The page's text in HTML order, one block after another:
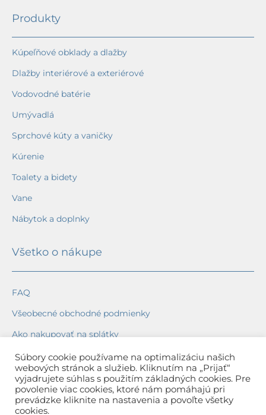
Produkty
Kúpeľňové obklady a dlažby
Dlažby interiérové a exteriérové
Vodovodné batérie
Umývadlá
Sprchové kúty a vaničky
Kúrenie
Toalety a bidety
Vane
Nábytok a doplnky
Všetko o nákupe
FAQ
Všeobecné obchodné podmienky
Ako nakupovať na splátky
Ochrana osobných údajov
Reklamačný poriadok
Spôsob a cena dopravy
Súbory cookie používame na optimalizáciu našich
webových stránok a služieb. Kliknutím na „Prijať“
vyjadrujete súhlas s použitím základných cookies. Pre
povolenie viac cookies, ktoré nám pomáhajú pri
prevádzke kliknite na nastavenia a povoľte všetky
cookies.